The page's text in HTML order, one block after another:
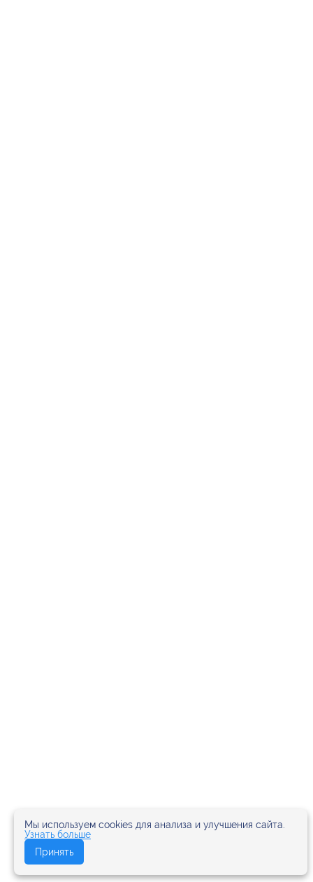
Мы используем cookies для анализа и улучшения сайта.
Узнать больше
Принять